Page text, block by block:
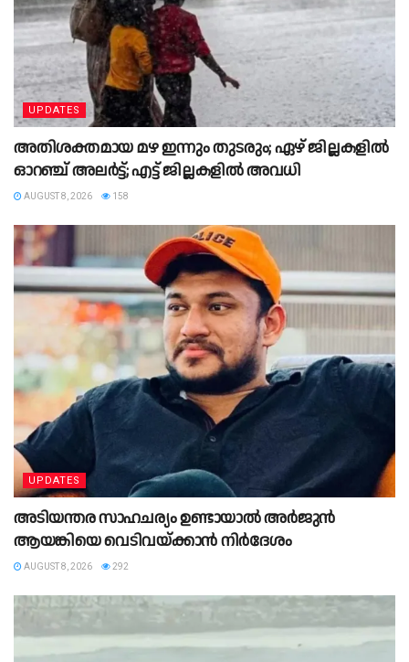
UPDATES
അതിശക്തമായ മഴ ഇന്നും തുടരും; ഏഴ് ജില്ലകളിൽ
ഓറഞ്ച് അലർട്ട്; എട്ട് ജില്ലകളിൽ അവധി
AUGUST 8, 2026 158
UPDATES
അടിയന്തര സാഹചര്യം ഉണ്ടായാല്‍ അര്‍ജുന്‍
ആയങ്കിയെ വെടിവയ്ക്കാന്‍ നിര്‍ദേശം
AUGUST 8, 2026 292